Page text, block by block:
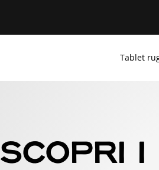
Tablet
SCOPRI I